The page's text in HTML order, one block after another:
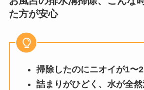
た方が安心
掃除したのにニオイが1〜
詰まりがひどく、水が全